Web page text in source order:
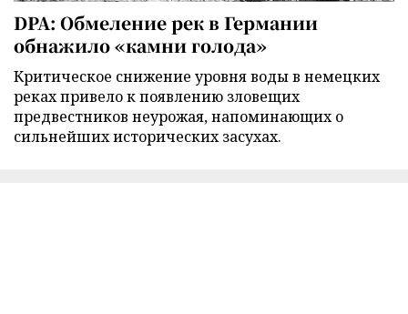
DPA: Обмеление рек в Германии
обнажило «камни голода»
Критическое снижение уровня воды в немецких
реках привело к появлению зловещих
предвестников неурожая, напоминающих о
сильнейших исторических засухах.